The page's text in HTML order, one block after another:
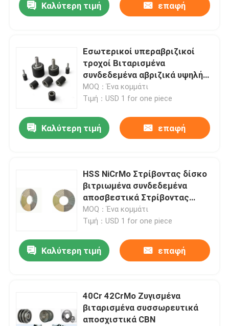
Καλύτερη τιμή επαφή
Εσωτερικοί υπεραβριζικοί
τροχοί Βιταρισμένα
συνδεδεμένα αβριζικά υψηλής
ακρίβειας
MOQ：Ένα κομμάτι
Τιμή：USD 1 for one piece
Καλύτερη τιμή επαφή
HSS NiCrMo Στρίβοντας δίσκο
βιτριωμένα συνδεδεμένα
αποσβεστικά Στρίβοντας
πέτρα τροχός
MOQ：Ένα κομμάτι
Τιμή：USD 1 for one piece
Καλύτερη τιμή επαφή
40Cr 42CrMo Ζυγισμένα
βιταρισμένα συσσωρευτικά
αποσχιστικά CBN